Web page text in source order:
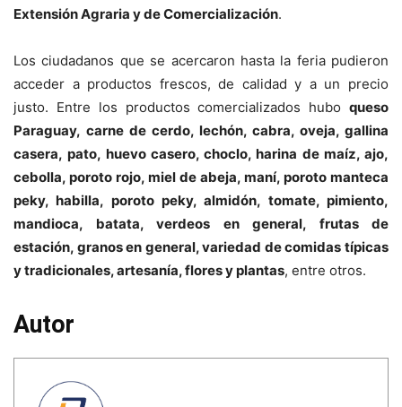
Extensión Agraria y de Comercialización.
Los ciudadanos que se acercaron hasta la feria pudieron
acceder a productos frescos, de calidad y a un precio
justo. Entre los productos comercializados hubo queso
Paraguay, carne de cerdo, lechón, cabra, oveja, gallina
casera, pato, huevo casero, choclo, harina de maíz, ajo,
cebolla, poroto rojo, miel de abeja, maní, poroto manteca
peky, habilla, poroto peky, almidón, tomate, pimiento,
mandioca, batata, verdeos en general, frutas de
estación, granos en general, variedad de comidas típicas
y tradicionales, artesanía, flores y plantas, entre otros.
Autor